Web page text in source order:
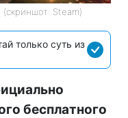
Steam)
только суть из
бесплатного